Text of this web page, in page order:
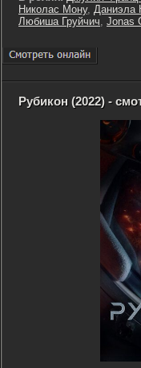
Николас Мону, Даниэла
Любиша Груйчич, Jonas
Рубикон (2022) -